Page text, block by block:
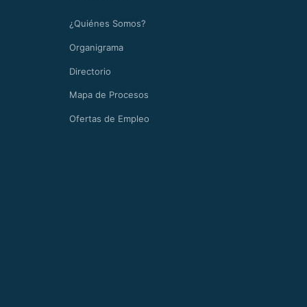
¿Quiénes Somos?
Organigrama
Directorio
Mapa de Procesos
Ofertas de Empleo